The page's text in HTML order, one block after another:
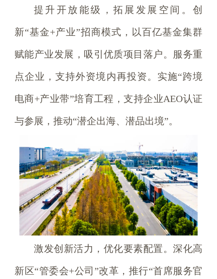
提升开放能级，拓展发展空间。创
新“基金+产业”招商模式，以百亿基金集群
赋能产业发展，吸引优质项目落户。服务重
点企业，支持外资境内再投资。实施“跨境
电商+产业带”培育工程，支持企业AEO认证
与参展，推动“潜企出海、潜品出境”。
激发创新活力，优化要素配置。深化高
新区“管委会+公司”改革，推行“首席服务官